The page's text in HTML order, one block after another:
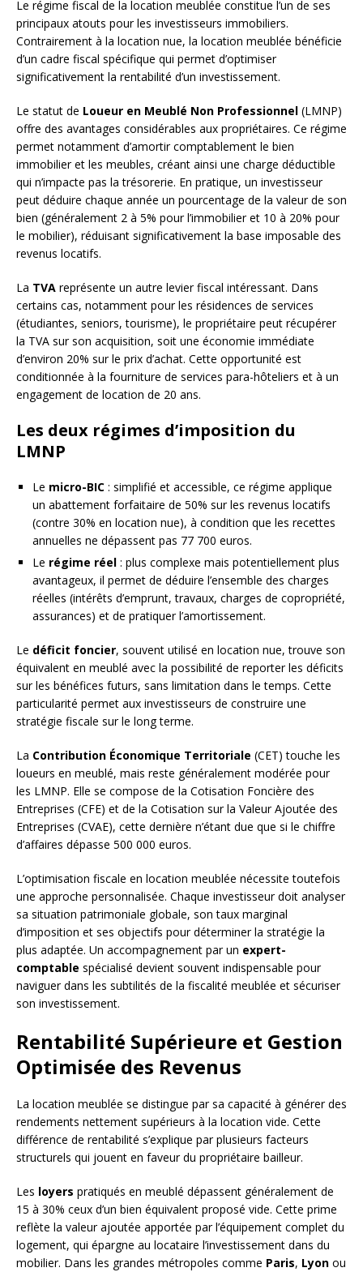
Le régime fiscal de la location meublée constitue l’un de ses
principaux atouts pour les investisseurs immobiliers.
Contrairement à la location nue, la location meublée bénéficie
d’un cadre fiscal spécifique qui permet d’optimiser
significativement la rentabilité d’un investissement.
Le statut de Loueur en Meublé Non Professionnel (LMNP)
offre des avantages considérables aux propriétaires. Ce régime
permet notamment d’amortir comptablement le bien
immobilier et les meubles, créant ainsi une charge déductible
qui n’impacte pas la trésorerie. En pratique, un investisseur
peut déduire chaque année un pourcentage de la valeur de son
bien (généralement 2 à 5% pour l’immobilier et 10 à 20% pour
le mobilier), réduisant significativement la base imposable des
revenus locatifs.
La TVA représente un autre levier fiscal intéressant. Dans
certains cas, notamment pour les résidences de services
(étudiantes, seniors, tourisme), le propriétaire peut récupérer
la TVA sur son acquisition, soit une économie immédiate
d’environ 20% sur le prix d’achat. Cette opportunité est
conditionnée à la fourniture de services para-hôteliers et à un
engagement de location de 20 ans.
Les deux régimes d’imposition du
LMNP
Le micro-BIC : simplifié et accessible, ce régime applique
un abattement forfaitaire de 50% sur les revenus locatifs
(contre 30% en location nue), à condition que les recettes
annuelles ne dépassent pas 77 700 euros.
Le régime réel : plus complexe mais potentiellement plus
avantageux, il permet de déduire l’ensemble des charges
réelles (intérêts d’emprunt, travaux, charges de copropriété,
assurances) et de pratiquer l’amortissement.
Le déficit foncier, souvent utilisé en location nue, trouve son
équivalent en meublé avec la possibilité de reporter les déficits
sur les bénéfices futurs, sans limitation dans le temps. Cette
particularité permet aux investisseurs de construire une
stratégie fiscale sur le long terme.
La Contribution Économique Territoriale (CET) touche les
loueurs en meublé, mais reste généralement modérée pour
les LMNP. Elle se compose de la Cotisation Foncière des
Entreprises (CFE) et de la Cotisation sur la Valeur Ajoutée des
Entreprises (CVAE), cette dernière n’étant due que si le chiffre
d’affaires dépasse 500 000 euros.
L’optimisation fiscale en location meublée nécessite toutefois
une approche personnalisée. Chaque investisseur doit analyser
sa situation patrimoniale globale, son taux marginal
d’imposition et ses objectifs pour déterminer la stratégie la
plus adaptée. Un accompagnement par un expert-
comptable spécialisé devient souvent indispensable pour
naviguer dans les subtilités de la fiscalité meublée et sécuriser
son investissement.
Rentabilité Supérieure et Gestion
Optimisée des Revenus
La location meublée se distingue par sa capacité à générer des
rendements nettement supérieurs à la location vide. Cette
différence de rentabilité s’explique par plusieurs facteurs
structurels qui jouent en faveur du propriétaire bailleur.
Les loyers pratiqués en meublé dépassent généralement de
15 à 30% ceux d’un bien équivalent proposé vide. Cette prime
reflète la valeur ajoutée apportée par l’équipement complet du
logement, qui épargne au locataire l’investissement dans du
mobilier. Dans les grandes métropoles comme Paris, Lyon ou